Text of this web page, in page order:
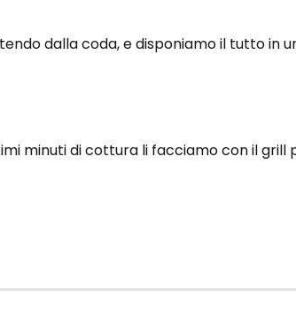
dalla coda, e disponiamo il tutto in
minuti di cottura li facciamo con il